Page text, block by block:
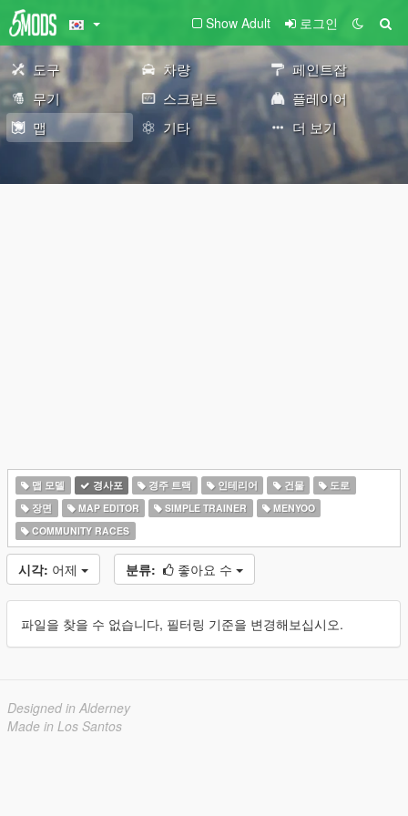
Show Adult 로그인
도구 차량
페인트잡
무기
스크립트
플레이어
맵
기타 더 보기
맵 모델 경사포 경주 트랙 인테리어 건물
도로
장면
MAP EDITOR SIMPLE TRAINER
MENYOO
COMMUNITY RACES
시각: 어제 분류: 좋아요 수
파일을 찾을 수 없습니다, 필터링 기준을 변경해보십시오.
Designed in Alderney
Made in Los Santos